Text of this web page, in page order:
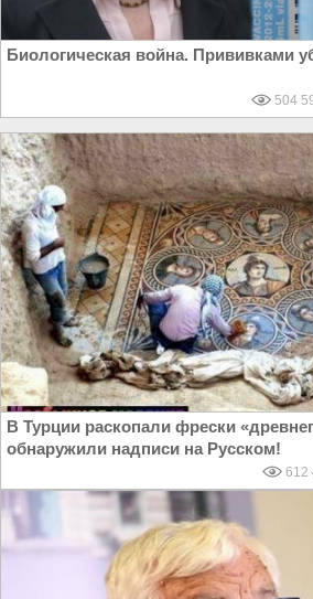
Биологическая война. Прививками
504
В Турции раскопали фрески
обнаружили надписи на Русском!
612